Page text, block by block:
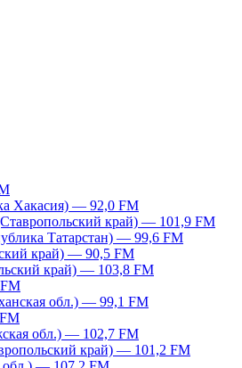
Хакасия) — 92,0 FM
край) — 101,9 FM
Татарстан) — 99,6 FM
край) — 90,5 FM
край) — 103,8 FM
обл.) — 99,1 FM
обл.) — 102,7 FM
край) — 101,2 FM